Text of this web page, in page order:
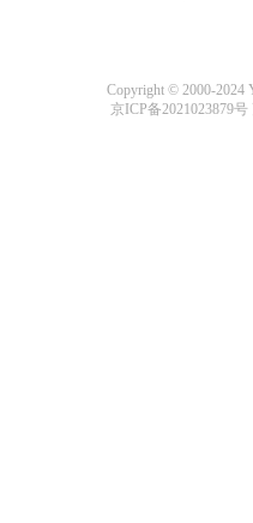
Copyright © 2000-2024
京ICP备2021023879号